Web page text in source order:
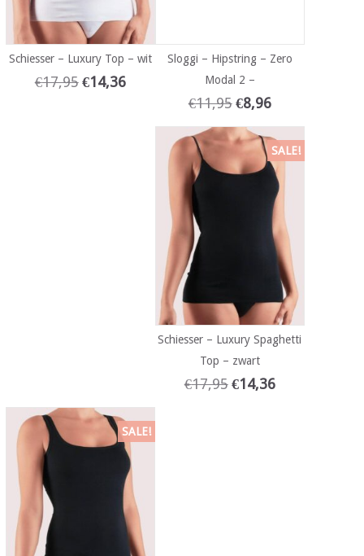
Schiesser – Luxury Top – wit
€17,95 €14,36
Sloggi – Hipstring – Zero
Modal 2 –
€11,95 €8,96
SALE!
Schiesser – Luxury Spaghetti
Top – zwart
€17,95 €14,36
SALE!